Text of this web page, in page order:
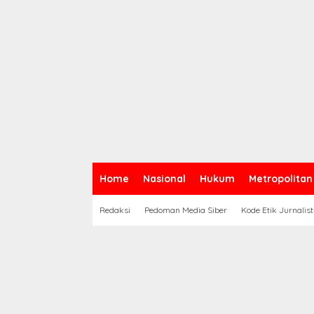
Home Nasional Hukum Metropolitan
Redaksi Pedoman Media Siber Kode Etik